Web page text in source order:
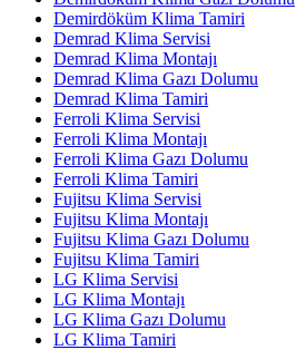
Demirdöküm Klima Tamiri
Demrad Klima Servisi
Demrad Klima Montajı
Demrad Klima Gazı Dolumu
Demrad Klima Tamiri
Ferroli Klima Servisi
Ferroli Klima Montajı
Ferroli Klima Gazı Dolumu
Ferroli Klima Tamiri
Fujitsu Klima Servisi
Fujitsu Klima Montajı
Fujitsu Klima Gazı Dolumu
Fujitsu Klima Tamiri
LG Klima Servisi
LG Klima Montajı
LG Klima Gazı Dolumu
LG Klima Tamiri